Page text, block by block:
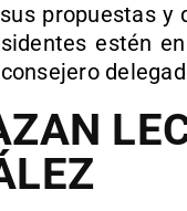
propuestas y
estén